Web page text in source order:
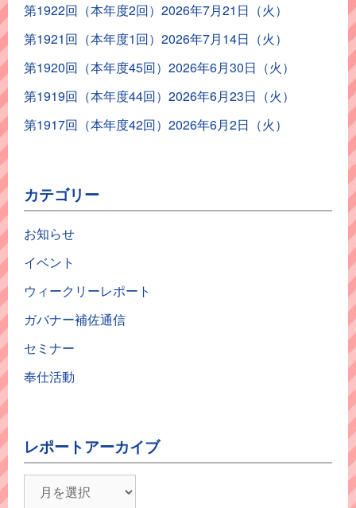
第1922回（本年度2回）2026年7月21日（火）
第1921回（本年度1回）2026年7月14日（火）
第1920回（本年度45回）2026年6月30日（火）
第1919回（本年度44回）2026年6月23日（火）
第1917回（本年度42回）2026年6月2日（火）
カテゴリー
お知らせ
イベント
ウィークリーレポート
ガバナー補佐通信
セミナー
奉仕活動
レポートアーカイブ